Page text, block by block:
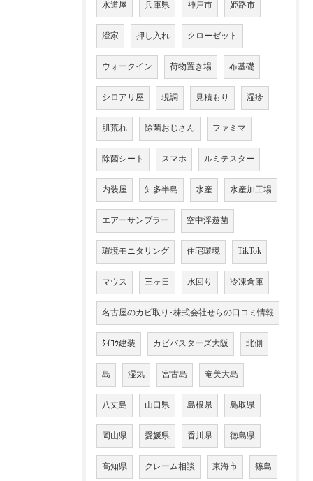
水道屋 兵庫県 神戸市 姫路市
澄家 押し入れ クローゼット
ウォークイン 荷物置き場 布基礎
シロアリ屋 現調 見積もり 湿疹
肌荒れ 除菌おじさん ファミマ
除菌シート スマホ ルミテスター
内装屋 知多半島 水産 水産加工場
エアーサンプラー 空中浮遊菌
環境モニタリング 住宅環境 TikTok
マウス 三ヶ日 水回り 冷凍倉庫
名古屋のカビ取り･株式会社せらの口コミ情報
ﾀｲｺｳ建装 カビバスターズ大阪 北側
島 湿気 宮古島 奄美大島
八丈島 山口県 島根県 鳥取県
岡山県 愛媛県 香川県 徳島県
高知県 クレーム相談 東海市 篠島